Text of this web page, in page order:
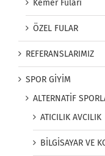
Kemer Fuları
ÖZEL FULAR
REFERANSLARIMIZ
SPOR GİYİM
ALTERNATİF
ATICILIK AVCILIK
BİLGİSAYAR VE